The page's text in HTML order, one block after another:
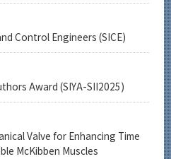
Control Engineers (SICE)
Award (SIYA-SII2025)
Valve for Enhancing Time
McKibben Muscles